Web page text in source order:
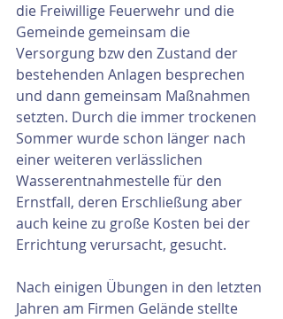
die Freiwillige Feuerwehr und die
Gemeinde gemeinsam die
Versorgung bzw den Zustand der
bestehenden Anlagen besprechen
und dann gemeinsam Maßnahmen
setzten. Durch die immer trockenen
Sommer wurde schon länger nach
einer weiteren verlässlichen
Wasserentnahmestelle für den
Ernstfall, deren Erschließung aber
auch keine zu große Kosten bei der
Errichtung verursacht, gesucht.
Nach einigen Übungen in den letzten
Jahren am Firmen Gelände stellte